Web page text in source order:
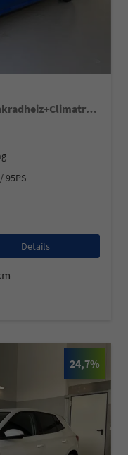
Selection 95PS GV4+Sitzheiz+Lenkradheiz+Climatronic+Sunset+AppConnect+PDC
95PS
Details
24,7%